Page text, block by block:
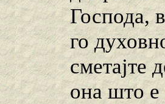
Господа,
го
сметајте
она што е